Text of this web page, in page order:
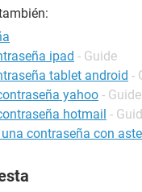
ipad - Guide
tablet android -
yahoo - Guide
hotmail -
contraseña con